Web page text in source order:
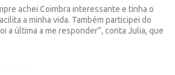
achei Coimbra interessante e tinha o
a minha vida. Também participei do
a última a me responder”, conta Julia, que